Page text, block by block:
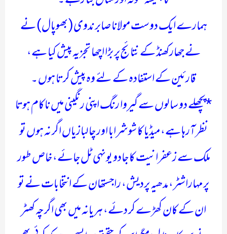
ہمارے ایک دوست مولانا صابر ندوی( بھوپال) نے
نے جھارکھنڈ کے نتائج پر بڑا اچھا تجزیہ پیش کیا ہے،
قارئین کے استفادہ کے لئے وہ پیش کرتا ہوں ۔
*پچھلے دو سالوں سے گیروا رنگ اپنی رنگینی میں ناکام ہوتا
نظر آرہا ہے، میڈیا کا شو شرابا اور چالبازیاں اگر نہ ہوں تو
ملک سے زعفرانیت کا جادو یونہی ٹل جائے، خاص طور
پر مہاراشٹر، مدھیہ پردیش، راجستھان کے انتخابات نے تو
ان کے کان کھڑے کر دئے، ہریانہ میں بھی اگرچہ کھٹر